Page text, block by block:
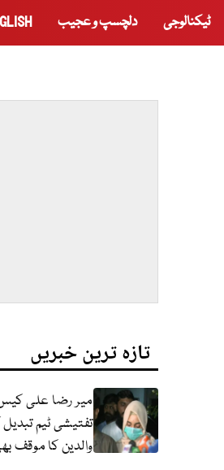
ٹیکنالوجی دلچسپ و عجیب
تازہ ترین خبریں
میر رضا علی
تفتیشی ٹیم
والدین کا موقف